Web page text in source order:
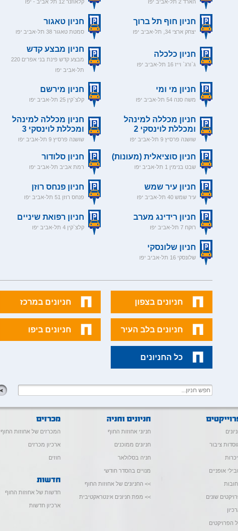
הארד 2 תל-אביב יפו קלאוזנר 12 תל אביב - יפו
חניון חוף תל ברוך
יצחק ארצי 34, תל-אביב יפו
חניון טאגור
סמטת טאגור 38 תל-אביב יפו
חניון כלכלה
ג`ורג` וייז 16 תל-אביב יפו
חניון מבצע קדש
מבצע קדש פינת בני אפרים 220
תל-אביב יפו
חניון מי ומי
משה סנה 54 תל-אביב יפו
חניון מירשם
קלצ`קין 25 תל-אביב יפו
חניון מכללה למינהל
ומכללת לוינסקי 2
שושנה פרסיץ 9 תל-אביב יפו
חניון מכללה למינהל
ומכללת לוינסקי 3
שושנה פרסיץ 9 תל-אביב יפו
חניון סוציאלית (מעונות)
שבט בנימין 1 תל-אביב יפו
חניון סלודור
רמת אביב תל-אביב יפו
חניון עיר שמש
עיר שמש 40 תל-אביב יפו
חניון פנחס רוזן
פנחס רוזן 51 תל-אביב יפו
חניון רידינג מערב
רוקח 7 תל-אביב יפו
חניון רפואת שיניים
קלצ`קין 4 תל-אביב יפו
חניון שלונסקי
שלונסקי 16 תל-אביב יפו
חניונים בצפון חניונים במרכז
חניונים בלב העיר חניונים ביפו
כל החניונים
ציבור
אופניים
שונים
הפרויקטים
חניוני אחוזות החוף
חניונים ממוכנים
חניה בסלולאר
מנויים בהסדר חודשי
>> החניונים של אחוזות החוף
>> מפת חניונים אינטראקטיבית
המכרזים של אחוזות החוף
ארכיון מכרזים
חוזים
חדשות של אחוזות החוף
ארכיון חדשות